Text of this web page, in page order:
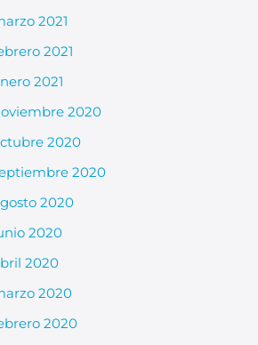
2021
2021
2021
2020
2020
2020
2020
2020
2020
2020
2020